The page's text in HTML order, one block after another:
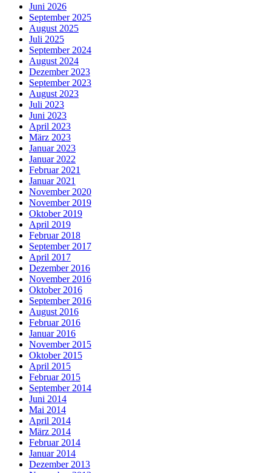
Juni 2026
September 2025
August 2025
Juli 2025
September 2024
August 2024
Dezember 2023
September 2023
August 2023
Juli 2023
Juni 2023
April 2023
März 2023
Januar 2023
Januar 2022
Februar 2021
Januar 2021
November 2020
November 2019
Oktober 2019
April 2019
Februar 2018
September 2017
April 2017
Dezember 2016
November 2016
Oktober 2016
September 2016
August 2016
Februar 2016
Januar 2016
November 2015
Oktober 2015
April 2015
Februar 2015
September 2014
Juni 2014
Mai 2014
April 2014
März 2014
Februar 2014
Januar 2014
Dezember 2013